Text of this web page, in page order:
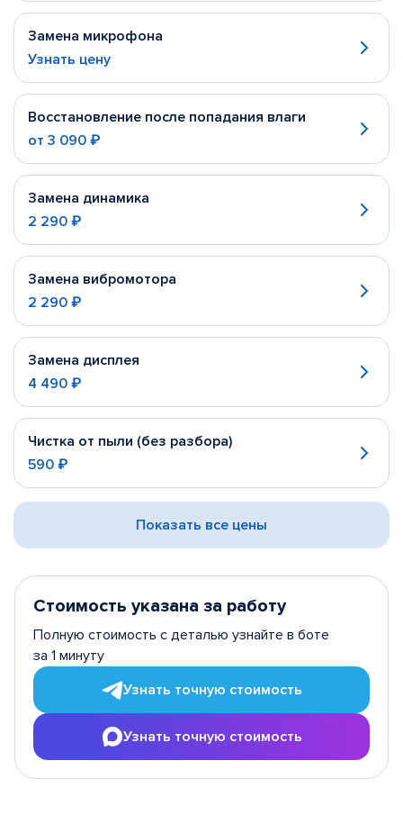
Замена микрофона
Узнать цену
Восстановление после попадания влаги
от 3 090 ₽
Замена динамика
2 290 ₽
Замена вибромотора
2 290 ₽
Замена дисплея
4 490 ₽
Чистка от пыли (без разбора)
590 ₽
Показать все цены
Стоимость указана за работу
Полную стоимость с деталью узнайте в боте
за 1 минуту
Узнать точную стоимость
Узнать точную стоимость